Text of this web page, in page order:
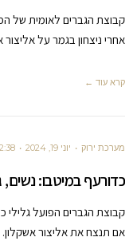
קבוצת הגברים לאומית של
אחרי ניצחון בגמר על
קרא עוד ←
מערכת ירוק יוני 19, 2024 PM
כדורעף במיטבו: נשים,
קבוצת הגברים הפועל גלילי
אם תנצח את אליצור